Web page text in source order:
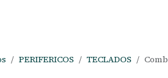
PERIFERICOS TECLADOS